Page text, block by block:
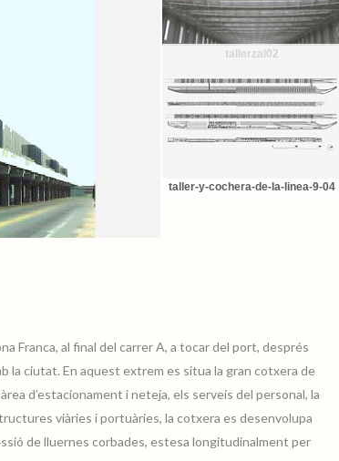
tallerzal02
taller-y-cochera-de-la-linea-9-04
Franca, al final del carrer A, a tocar del port, després
la ciutat. En aquest extrem es situa la gran cotxera de
d’estacionament i neteja, els serveis del personal, la
viàries i portuàries, la cotxera es desenvolupa
de lluernes corbades, estesa longitudinalment per